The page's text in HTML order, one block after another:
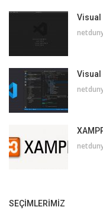
Visual
Visual
SEÇIMLERIMIZ